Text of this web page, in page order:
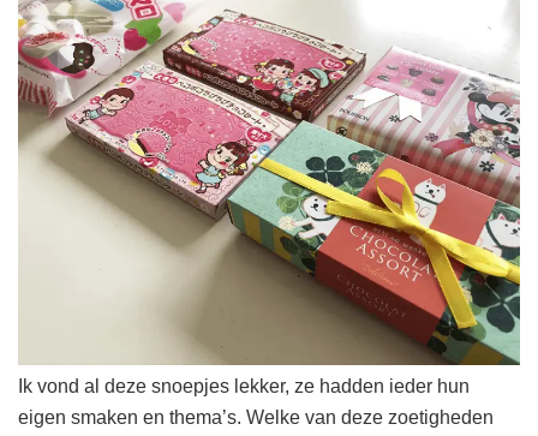
Ik vond al deze snoepjes lekker, ze hadden ieder hun
eigen smaken en thema’s. Welke van deze zoetigheden